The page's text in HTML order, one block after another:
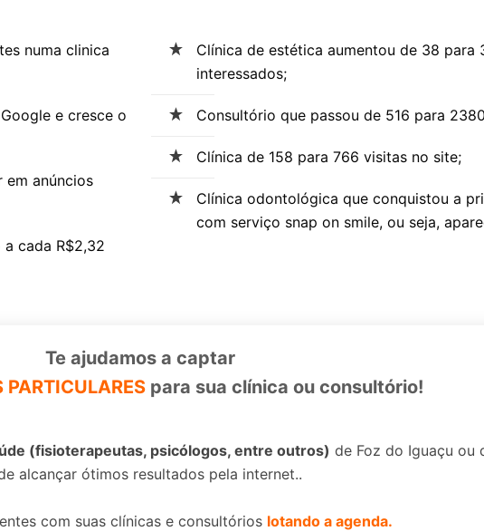
numa clinica
e cresce o
em anúncios
cada R$2,32
Clínica de estética aumentou de 38
interessados;
Consultório que passou de 516 para
Clínica de 158 para 766 visitas no site;
Clínica odontológica que conquistou a
com serviço snap on smile, ou seja,
Sim, Quero ter mais pacientes
Te ajudamos a captar
PARTICULARES para sua clínica ou consultório!
(fisioterapeutas, psicólogos, entre outros) de Foz do Iguaçu ou
alcançar ótimos resultados pela internet..
com suas clínicas e consultórios lotando a agenda.